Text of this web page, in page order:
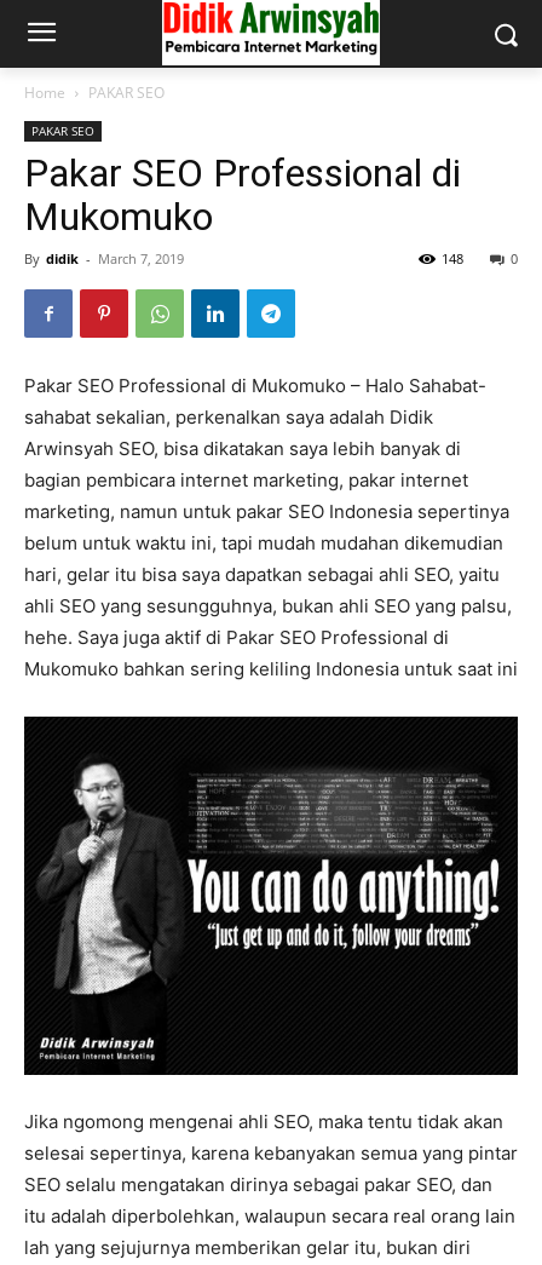
Home PAKAR SEO
PAKAR SEO
Pakar SEO Professional di
Mukomuko
By didik - March 7, 2019 0
148
Pakar SEO Professional di Mukomuko – Halo Sahabat-
sahabat sekalian, perkenalkan saya adalah Didik
Arwinsyah SEO, bisa dikatakan saya lebih banyak di
bagian pembicara internet marketing, pakar internet
marketing, namun untuk pakar SEO Indonesia sepertinya
belum untuk waktu ini, tapi mudah mudahan dikemudian
hari, gelar itu bisa saya dapatkan sebagai ahli SEO, yaitu
ahli SEO yang sesungguhnya, bukan ahli SEO yang palsu,
hehe. Saya juga aktif di Pakar SEO Professional di
Mukomuko bahkan sering keliling Indonesia untuk saat ini
Jika ngomong mengenai ahli SEO, maka tentu tidak akan
selesai sepertinya, karena kebanyakan semua yang pintar
SEO selalu mengatakan dirinya sebagai pakar SEO, dan
itu adalah diperbolehkan, walaupun secara real orang lain
lah yang sejujurnya memberikan gelar itu, bukan diri